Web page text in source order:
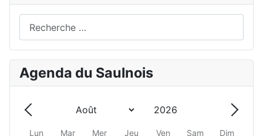
Agenda du Saulnois
Précédent - Mois
Mois
Année
Lun Mar Mer Jeu Ven Sam Dim